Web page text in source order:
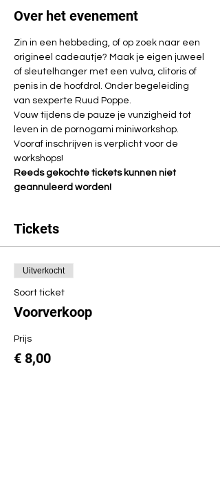
Over het evenement
Zin in een hebbeding, of op zoek naar een
origineel cadeautje? Maak je eigen juweel
of sleutelhanger met een vulva, clitoris of
penis in de hoofdrol. Onder begeleiding
van sexperte Ruud Poppe.
Vouw tijdens de pauze je vunzigheid tot
leven in de pornogami miniworkshop.
Vooraf inschrijven is verplicht voor de
workshops!
Reeds gekochte tickets kunnen niet
geannuleerd worden!
Tickets
Uitverkocht
Soort ticket
Voorverkoop
Prijs
€ 8,00